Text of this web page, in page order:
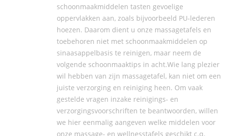
schoonmaakmiddelen tasten gevoelige
oppervlakken aan, zoals bijvoorbeeld PU-lederen
hoezen. Daarom dient u onze massagetafels en
toebehoren niet met schoonmaakmiddelen op
sinaasappelbasis te reinigen, maar neem de
volgende schoonmaaktips in acht.Wie lang plezier
wil hebben van zijn massagetafel, kan niet om een
juiste verzorging en reiniging heen. Om vaak
gestelde vragen inzake reinigings- en
verzorgingsvoorschriften te beantwoorden, willen
we hier eenmalig aangeven welke middelen voor
onze massage- en wellnesstafels geschikt c.q.